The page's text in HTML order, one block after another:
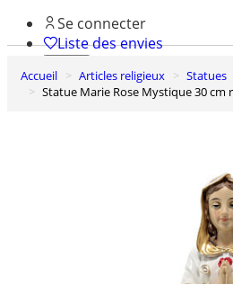
Se connecter
Liste des envies
0
Panier
Accueil Articles religieux Statues
Statue Marie Rose Mystique 30 cm